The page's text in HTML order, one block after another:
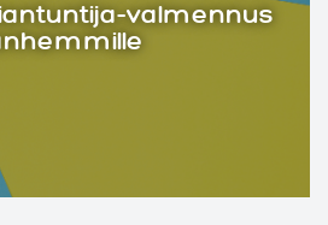
valmennus